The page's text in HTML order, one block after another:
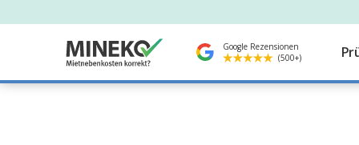
Google Rezensionen
(500+)